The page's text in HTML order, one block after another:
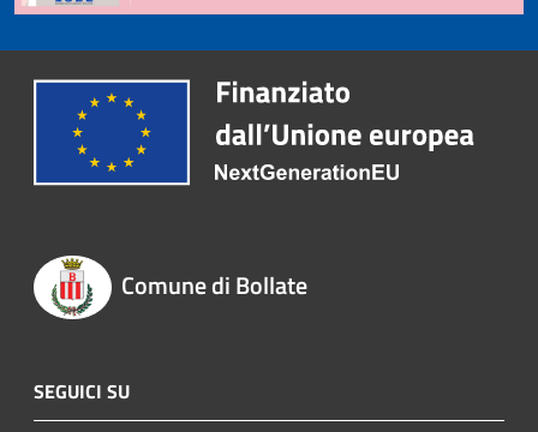
Comune di Bollate
SEGUICI SU